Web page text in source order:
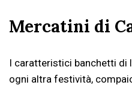
Mercatini di
I caratteristici banchetti di
ogni altra festività,